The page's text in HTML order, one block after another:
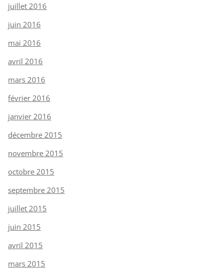
juillet 2016
juin 2016
mai 2016
avril 2016
mars 2016
février 2016
janvier 2016
décembre 2015
novembre 2015
octobre 2015
septembre 2015
juillet 2015
juin 2015
avril 2015
mars 2015